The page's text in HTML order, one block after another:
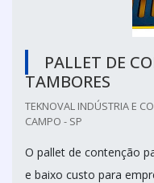
PALLET DE
TAMBORES
TEKNOVAL INDÚSTRIA E
CAMPO - SP
O pallet de contenção
e baixo custo para